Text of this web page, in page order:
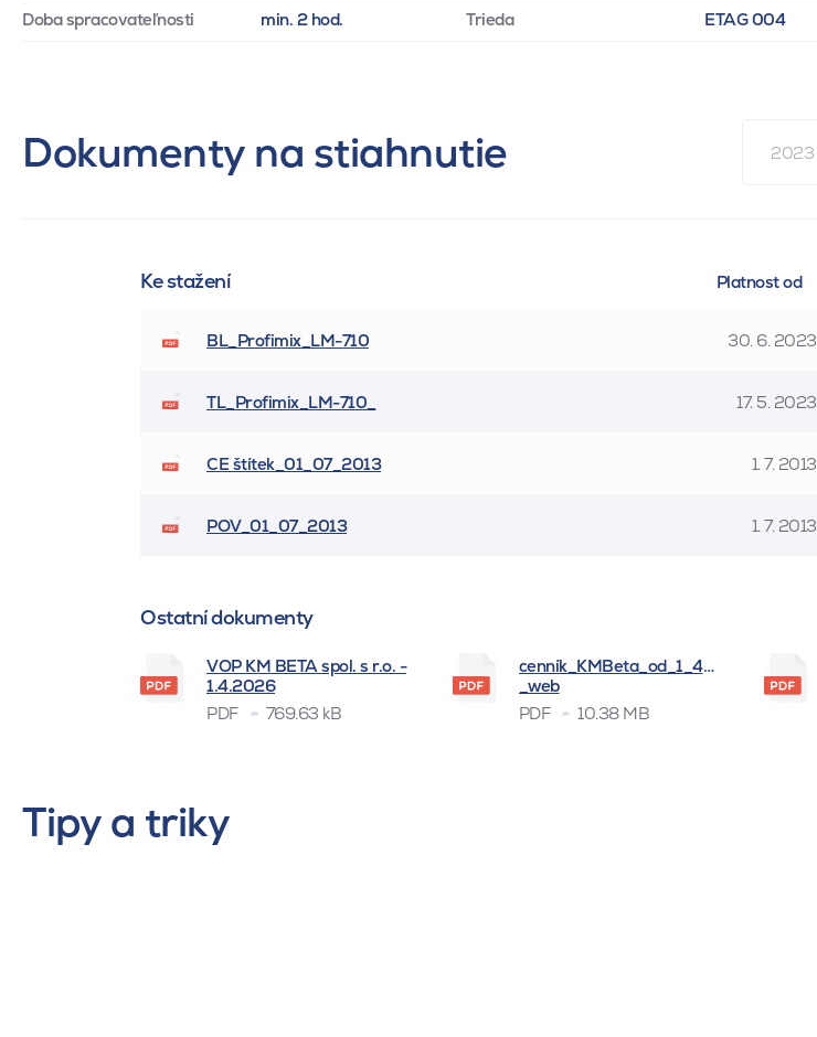
Doba spracovateľnosti min. 2 hod. Trieda ETAG 004
Dokumenty na stiahnutie 2023
Ke stažení
BL_Profimix_LM-710
Platnost od
30. 6. 2023
TL_Profimix_LM-710_ 17. 5. 2023
CE štítek_01_07_2013 1. 7. 2013
POV_01_07_2013 1. 7. 2013
Ostatní dokumenty
VOP KM BETA spol. s r.o. -
1.4.2026
PDF
769.63 kB
cenník_KMBeta_od_1_4_2026
_web
PDF
10.38 MB
Tipy a triky